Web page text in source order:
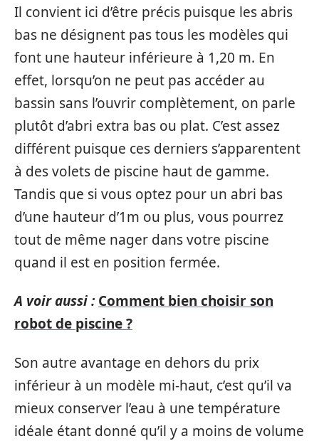
Il convient ici d’être précis puisque les abris
bas ne désignent pas tous les modèles qui
font une hauteur inférieure à 1,20 m. En
effet, lorsqu’on ne peut pas accéder au
bassin sans l’ouvrir complètement, on parle
plutôt d’abri extra bas ou plat. C’est assez
différent puisque ces derniers s’apparentent
à des volets de piscine haut de gamme.
Tandis que si vous optez pour un abri bas
d’une hauteur d’1m ou plus, vous pourrez
tout de même nager dans votre piscine
quand il est en position fermée.
A voir aussi : Comment bien choisir son
robot de piscine ?
Son autre avantage en dehors du prix
inférieur à un modèle mi-haut, c’est qu’il va
mieux conserver l’eau à une température
idéale étant donné qu’il y a moins de volume